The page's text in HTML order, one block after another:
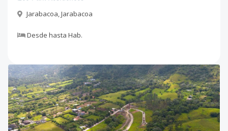
Jarabacoa,Jarabacoa
Desde hasta Hab.